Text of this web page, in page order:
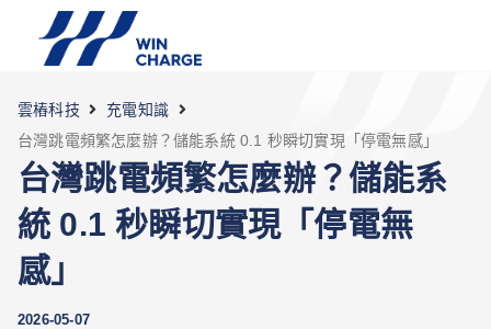
雲樁科技
充電知識
台灣跳電頻繁怎麼辦？儲能系統 0.1 秒瞬切實現「停電無感」
台灣跳電頻繁怎麼辦？儲能系
統 0.1 秒瞬切實現「停電無
感」
2026-05-07